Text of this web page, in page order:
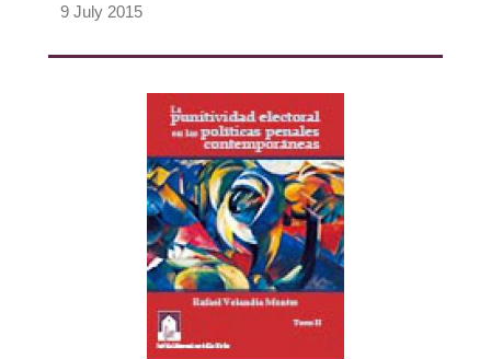
9 July 2015